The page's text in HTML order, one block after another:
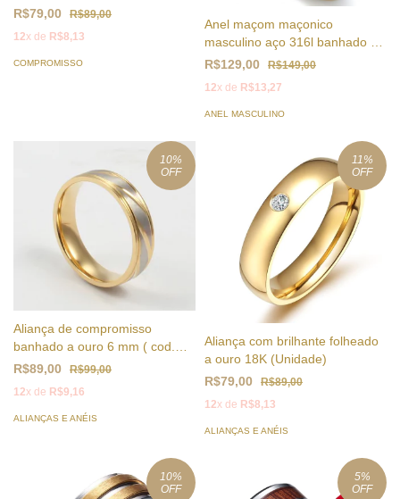
brilhantes
R$79,00
R$89,00
12x de R$8,13
COMPROMISSO
Anel maçom maçonico
masculino aço 316l banhado a
ouro 18k
R$129,00
R$149,00
12x de R$13,27
ANEL MASCULINO
10%
OFF
Aliança de compromisso
banhado a ouro 6 mm ( cod.
CR-013M)
R$89,00
R$99,00
12x de R$9,16
ALIANÇAS E ANÉIS
11 %
OFF
Aliança com brilhante folheado
a ouro 18K (Unidade)
R$79,00
R$89,00
12x de R$8,13
ALIANÇAS E ANÉIS
10%
OFF
5%
OFF